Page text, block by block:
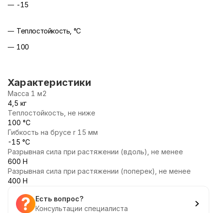
-15
Теплостойкость, °С
100
Характеристики
Масса 1 м2
4,5 кг
Теплостойкость, не ниже
100 °С
Гибкость на брусе r 15 мм
-15 °С
Разрывная сила при растяжении (вдоль), не менее
600 Н
Разрывная сила при растяжении (поперек), не менее
400 Н
Есть вопрос?
Консультации специалиста